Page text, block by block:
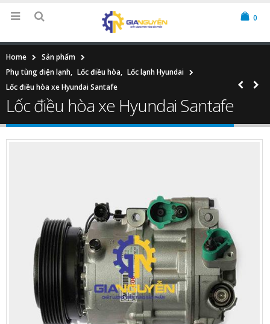
0
Home
Sản phẩm
Phụ tùng điện lạnh, Lốc điều hòa, Lốc lạnh Hyundai
Lốc điều hòa xe Hyundai Santafe
Lốc điều hòa xe Hyundai Santafe